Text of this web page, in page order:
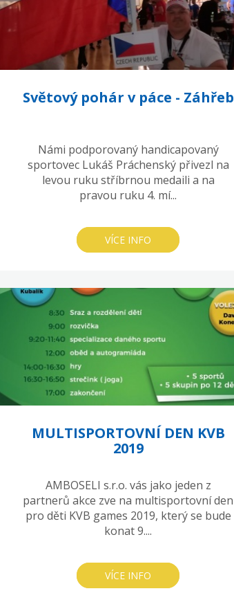
Světový pohár v páce - Záhřeb
Námi podporovaný handicapovaný
sportovec Lukáš Práchenský přivezl na
levou ruku stříbrnou medaili a na
pravou ruku 4. mí...
VÍCE INFO
MULTISPORTOVNÍ DEN KVB
2019
AMBOSELI s.r.o. vás jako jeden z
partnerů akce zve na multisportovní den
pro děti KVB games 2019, který se bude
konat 9....
VÍCE INFO